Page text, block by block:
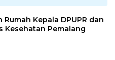
Rumah Kepala DPUPR dan
Kesehatan Pemalang